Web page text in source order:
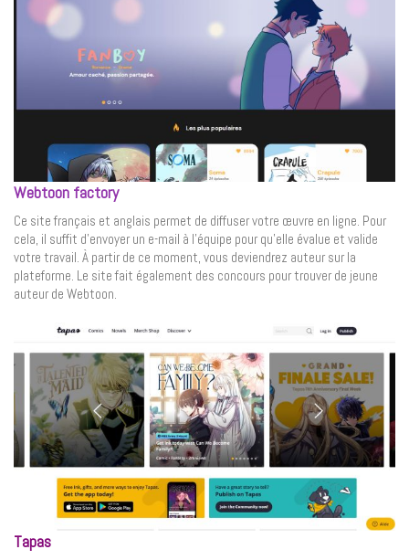
Webtoon factory
Ce site français et anglais permet de diffuser votre œuvre en ligne. Pour
cela, il suffit d’envoyer un e-mail à l’équipe pour qu’elle évalue et valide
votre travail. À partir de ce moment, vous deviendrez auteur sur la
plateforme. Le site fait également des concours pour trouver de jeune
auteur de Webtoon.
Tapas